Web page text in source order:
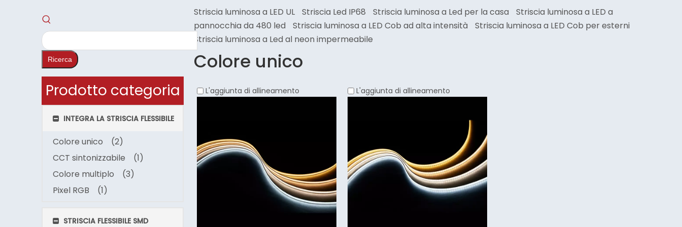
Ricerca
Prodotto categoria
INTEGRA LA STRISCIA FLESSIBILE
Colore unico
(2)
CCT sintonizzabile
(1)
Colore multiplo
(3)
Pixel RGB
(1)
STRISCIA FLESSIBILE SMD
Striscia luminosa a LED UL Striscia Led IP68 Striscia luminosa a Led per la casa
Striscia luminosa a LED a
pannocchia da 480 led
Striscia luminosa a LED Cob ad alta intensità
Striscia luminosa a LED Cob per esterni
Striscia luminosa a Led al neon impermeabile
Colore unico
L'aggiunta di allineamento L'aggiunta di allineamento